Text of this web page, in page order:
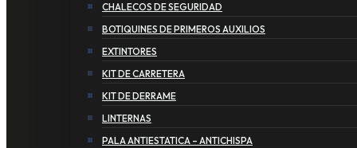
CHALECOS DE SEGURIDAD
BOTIQUINES DE PRIMEROS AUXILIOS
EXTINTORES
KIT DE CARRETERA
KIT DE DERRAME
LINTERNAS
PALA ANTIESTATICA – ANTICHISPA